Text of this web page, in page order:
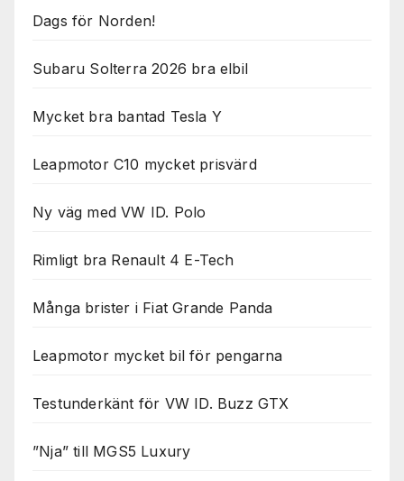
Dags för Norden!
Subaru Solterra 2026 bra elbil
Mycket bra bantad Tesla Y
Leapmotor C10 mycket prisvärd
Ny väg med VW ID. Polo
Rimligt bra Renault 4 E-Tech
Många brister i Fiat Grande Panda
Leapmotor mycket bil för pengarna
Testunderkänt för VW ID. Buzz GTX
”Nja” till MGS5 Luxury